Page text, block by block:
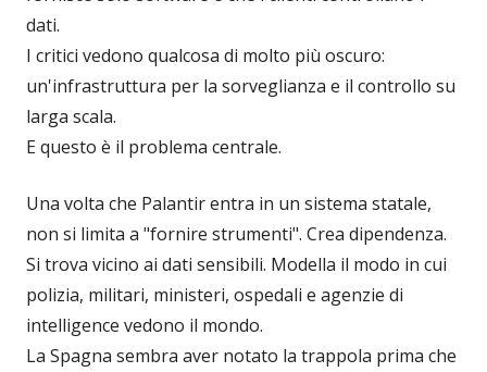
dati.
I critici vedono qualcosa di molto più oscuro:
un'infrastruttura per la sorveglianza e il controllo su
larga scala.
E questo è il problema centrale.
Una volta che Palantir entra in un sistema statale,
non si limita a "fornire strumenti". Crea dipendenza.
Si trova vicino ai dati sensibili. Modella il modo in cui
polizia, militari, ministeri, ospedali e agenzie di
intelligence vedono il mondo.
La Spagna sembra aver notato la trappola prima che